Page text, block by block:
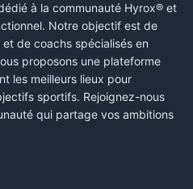
à la communauté Hyrox® et
Notre objectif est de
de coachs spécialisés en
proposons une plateforme
les meilleurs lieux pour
sportifs. Rejoignez-nous
qui partage vos ambitions